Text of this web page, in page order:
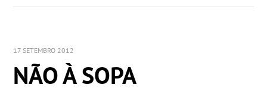
17 SETEMBRO 2012
NÃO À SOPA